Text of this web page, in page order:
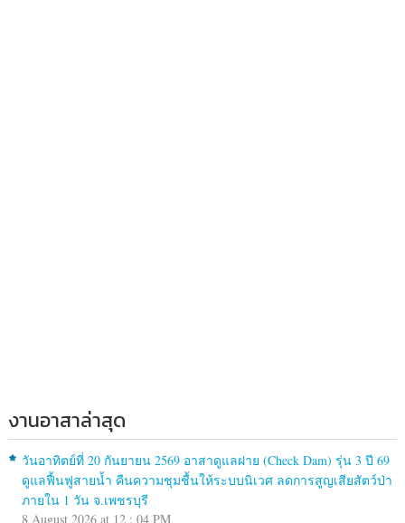
งานอาสาล่าสุด
วันอาทิตย์ที่ 20 กันยายน 2569 อาสาดูแลฝาย (Check Dam) รุ่น 3 ปี 69
ดูแลฟื้นฟูสายน้ำ คืนความชุมชื้นให้ระบบนิเวศ ลดการสูญเสียสัตว์ป่า
ภายใน 1 วัน จ.เพชรบุรี
8 August 2026 at 12 : 04 PM